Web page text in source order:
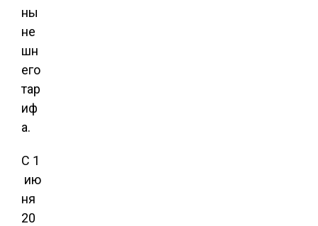
ны
не
шн
его
тар
иф
а.
С 1
ию
ня
20